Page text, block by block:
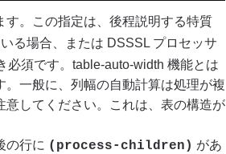
す。この指定は、後程説明する特質
る場合、または DSSSL プロセッサ
必須です。table-auto-width 機能とは
一般に、列幅の自動計算は処理が複
してください。これは、表の構造が
の行に (process-children) があ